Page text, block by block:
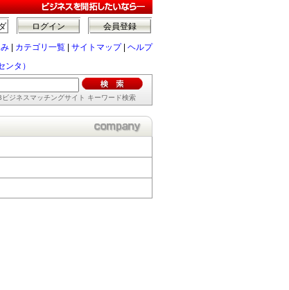
会員登録
ログイン
カテゴリ一覧 サイトマップ| ヘルプ
タ）
ジネスマッチングサイト キーワード検索